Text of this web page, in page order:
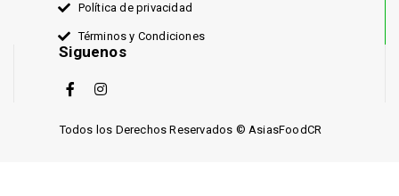
Política de privacidad
Términos y Condiciones
Siguenos
Todos los Derechos Reservados © AsiasFoodCR